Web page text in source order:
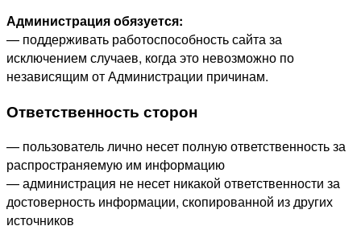
Администрация обязуется:
— поддерживать работоспособность сайта за
исключением случаев, когда это невозможно по
независящим от Администрации причинам.
Ответственность сторон
— пользователь лично несет полную ответственность за
распространяемую им информацию
— администрация не несет никакой ответственности за
достоверность информации, скопированной из других
источников